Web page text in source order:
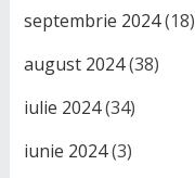
septembrie 2024(18)
august 2024(38)
iulie 2024(34)
iunie 2024(3)